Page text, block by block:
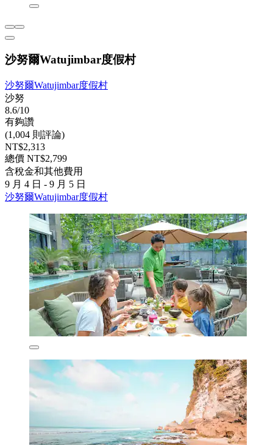
沙努爾Watujimbar度假村
沙努爾Watujimbar度假村
沙努
8.6/10
有夠讚
(1,004 則評論)
NT$2,313
總價 NT$2,799
含稅金和其他費用
9 月 4 日 - 9 月 5 日
沙努爾Watujimbar度假村